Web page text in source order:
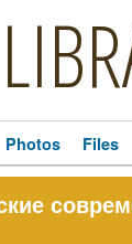
Photos Files